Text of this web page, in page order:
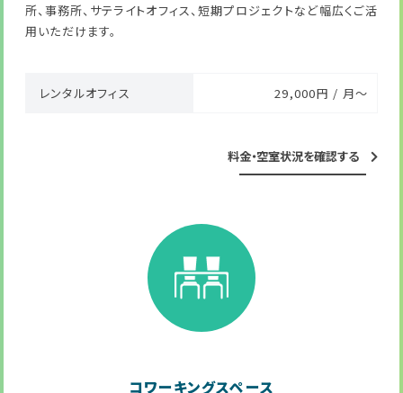
所、事務所、サテライトオフィス、短期プロジェクトなど幅広くご活
用いただけます。
レンタルオフィス 29,000円 / 月～
料金・空室状況を確認する
コワーキングスペース